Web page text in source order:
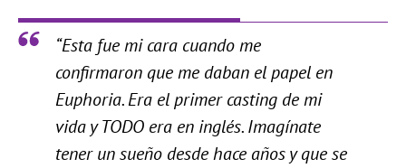
“Esta fue mi cara cuando me
confirmaron que me daban el papel en
Euphoria. Era el primer casting de mi
vida y TODO era en inglés. Imagínate
tener un sueño desde hace años y que se